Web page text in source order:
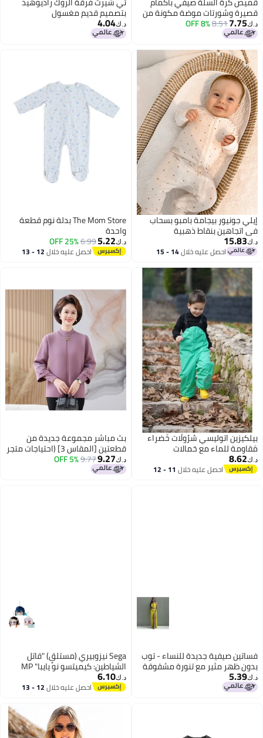
قصيرة وشورتات موضة مكونة من
قطعتين مظهر كتلة الألوان
مجموعة رياضية قابلة للتنفس
د.ك‏7.75
8.51
8% OFF
بتصميم قديم مغسول
د.ك‏4.04
إيلي جونيور بيجامة بامبو بسحاب
في اتجاهين بنقاط ذهبية
د.ك‏15.83
احصل عليه خلال 14 - 15
The Mom Store بدلة نوم قطعة
واحدة
د.ك‏5.22
6.99
25% OFF
احصل عليه خلال 12 - 13
بيلكيزين اتوليسي سُرُولَات خَضراء
مَقاومة للماء مع حَمالات
د.ك‏8.62
احصل عليه خلال 11 - 12
بث مباشر مجموعة جديدة من
قطعتين [المقاس 3] (احتياجات متجر
شيك السعر المحدد!!)
د.ك‏9.27
9.77
5% OFF
فساتين صيفية جديدة للنساء - توب
بدون ظهر مثير مع تنورة مشقوقة
وجذابة
د.ك‏5.39
Sega نيزوبيري (مستلقٍ) "قاتل
الشياطين: كيميتسو نو يايبا" MP
بلس
د.ك‏6.10
احصل عليه خلال 12 - 13